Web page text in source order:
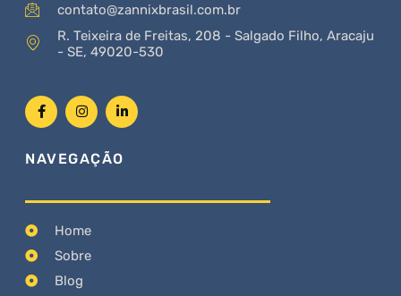
contato@zannixbrasil.com.br
R. Teixeira de Freitas, 208 - Salgado Filho, Aracaju
- SE, 49020-530
NAVEGAÇÃO
Home
Sobre
Blog